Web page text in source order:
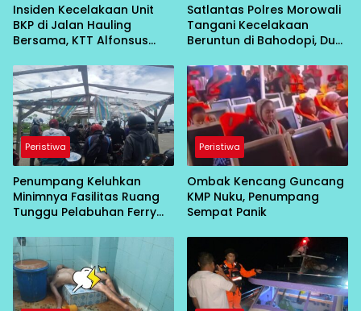
Insiden Kecelakaan Unit
BKP di Jalan Hauling
Bersama, KTT Alfonsus
Selamat
Satlantas Polres Morowali
Tangani Kecelakaan
Beruntun di Bahodopi, Dua
Peristiwa
Penumpang Keluhkan
Minimnya Fasilitas Ruang
Tunggu Pelabuhan Ferry
Peristiwa
Ombak Kencang Guncang
KMP Nuku, Penumpang
Sempat Panik